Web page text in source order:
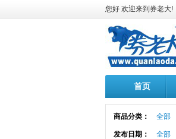
您好 欢迎来到券老大!
首页
商品分类： 全部
发布日期： 全部